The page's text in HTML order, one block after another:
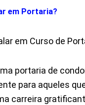
em Portaria?
em Curso de
portaria de
para aqueles
carreira